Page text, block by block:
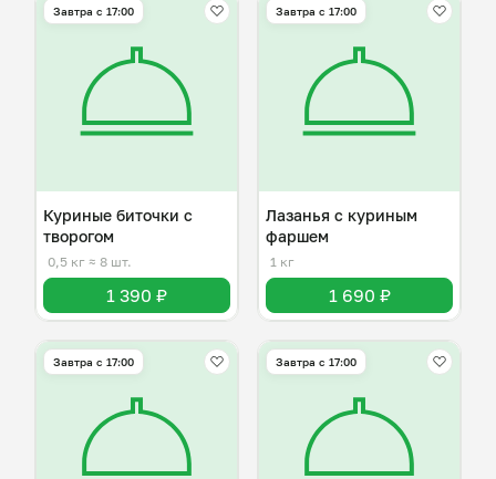
Завтра c 17:00
Куриные биточки с
творогом
0,5 кг ≈ 8 шт.
1 390 ₽
Завтра c 17:00
Лазанья с куриным
фаршем
1 кг
1 690 ₽
Завтра c 17:00 Завтра c 17:00